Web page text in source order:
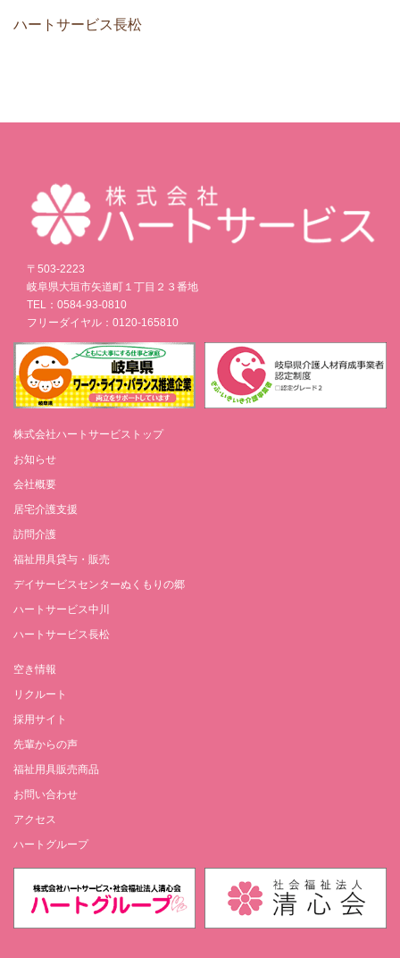
ハートサービス長松
〒503-2223
岐阜県大垣市矢道町１丁目２３番地
TEL：0584-93-0810
フリーダイヤル：0120-165810
株式会社ハートサービストップ
お知らせ
会社概要
居宅介護支援
訪問介護
福祉用具貸与・販売
デイサービスセンターぬくもりの郷
ハートサービス中川
ハートサービス長松
空き情報
リクルート
採用サイト
先輩からの声
福祉用具販売商品
お問い合わせ
アクセス
ハートグループ